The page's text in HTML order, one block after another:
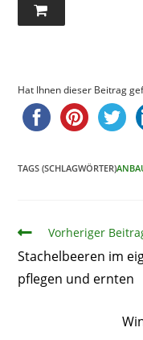
Hat Ihnen dieser Beitrag
TAGS (SCHLAGWÖRTER)
ArtikelVorheriger
Stachelbeeren im
pflegen und ernten